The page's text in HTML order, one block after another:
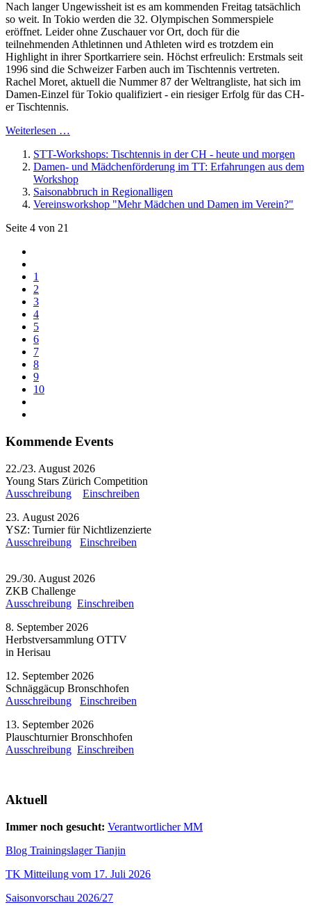
Nach langer Ungewissheit ist es am kommenden Freitag tatsächlich
so weit. In Tokio werden die 32. Olympischen Sommerspiele
eröffnet. Leider ohne Zuschauer vor Ort, doch für die
teilnehmenden Athletinnen und Athleten wird es trotzdem ein
Highlight in ihrer Sportkarriere sein. Höchst erfreulich: Erstmals seit
1996 sind die Schweizer Farben auch im Tischtennis vertreten.
Rachel Moret, aktuell die Nummer 87 der Weltrangliste, hat sich im
Damen-Einzel für Tokio qualifiziert - ein riesiger Erfolg für das CH-
er Tischtennis.
Weiterlesen …
STT-Workshops: Tischtennis in der CH - heute und morgen
Damen- und Mädchenförderung im TT: Erfahrungen aus dem
Workshop
Saisonabbruch in Regionalligen
Vereinsworkshop "Mehr Mädchen und Damen im Verein?"
Seite 4 von 21
1
2
3
4
5
6
7
8
9
10
Kommende Events
22./23. August 2026
Young Stars Zürich Competition
Ausschreibung
Einschreiben
23. August 2026
YSZ: Turnier für Nichtlizenzierte
Ausschreibung
Einschreiben
29./30. August 2026
ZKB Challenge
Ausschreibung Einschreiben
8. September 2026
Herbstversammlung OTTV
in Herisau
12. September 2026
Schnäggäcup Bronschhofen
Ausschreibung
Einschreiben
13. September 2026
Plauschturnier Bronschhofen
Ausschreibung Einschreiben
Aktuell
Immer noch gesucht: Verantwortlicher MM
Blog Trainingslager Tianjin
TK Mitteilung vom 17. Juli 2026
Saisonvorschau 2026/27